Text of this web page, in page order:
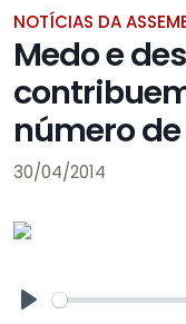
NOTÍCIAS DA
Medo e
número
30/04/2014